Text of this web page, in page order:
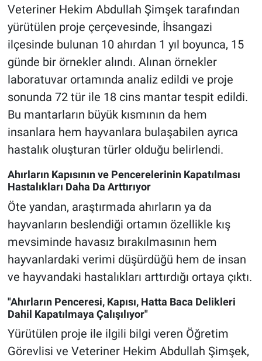
Veteriner Hekim Abdullah Şimşek tarafından
yürütülen proje çerçevesinde, İhsangazi
ilçesinde bulunan 10 ahırdan 1 yıl boyunca, 15
günde bir örnekler alındı. Alınan örnekler
laboratuvar ortamında analiz edildi ve proje
sonunda 72 tür ile 18 cins mantar tespit edildi.
Bu mantarların büyük kısmının da hem
insanlara hem hayvanlara bulaşabilen ayrıca
hastalık oluşturan türler olduğu belirlendi.
Ahırların Kapısının ve Pencerelerinin Kapatılması
Hastalıkları Daha Da Arttırıyor
Öte yandan, araştırmada ahırların ya da
hayvanların beslendiği ortamın özellikle kış
mevsiminde havasız bırakılmasının hem
hayvanlardaki verimi düşürdüğü hem de insan
ve hayvandaki hastalıkları arttırdığı ortaya çıktı.
"Ahırların Penceresi, Kapısı, Hatta Baca Delikleri
Dahil Kapatılmaya Çalışılıyor"
Yürütülen proje ile ilgili bilgi veren Öğretim
Görevlisi ve Veteriner Hekim Abdullah Şimşek,